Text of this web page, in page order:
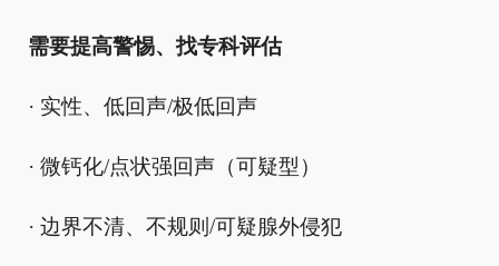
需要提高警惕、找专科评估
· 实性、低回声/极低回声
· 微钙化/点状强回声（可疑型）
· 边界不清、不规则/可疑腺外侵犯